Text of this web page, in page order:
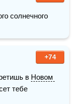
солнечного
+74
в Новом
тебе